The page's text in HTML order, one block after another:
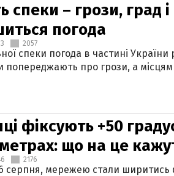
спеки – грози, град
погода
2057
спеки погода в частині
попереджають про грози, а
фіксують +50
що на це
2176
серпня, мережею стали ширитись